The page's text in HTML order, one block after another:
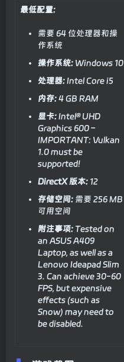
最低配置:
需要 64 位处理器和操
作系统
操作系统: Windows 10
处理器:Intel Core i5
内存:4 GB RAM
显卡:Intel® UHD
Graphics 600 –
IMPORTANT: Vulkan
1.0 must be
supported!
DirectX 版本: 12
存储空间: 需要 256 MB
可用空间
附注事项: Tested on
an ASUS A409
Laptop, as well as a
Lenovo Ideapad Slim
3. Can achieve 30-60
FPS, but expensive
effects (such as
Snow) may need to
be disabled.